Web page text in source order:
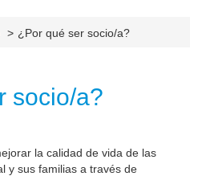
¿Por qué ser socio/a?
socio/a?
la calidad de vida de las
y sus familias a través de